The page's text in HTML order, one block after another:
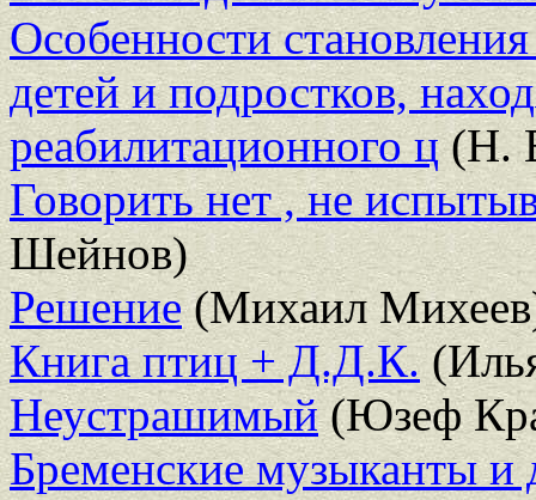
Особенности
детей и подростков,
реабилитационного ц(Н.
Говорить нет , не
Шейнов)
Решение(Михаил
Книга птиц + Д.Д.К.
Неустрашимый(Юзеф
Бременские музыканты и